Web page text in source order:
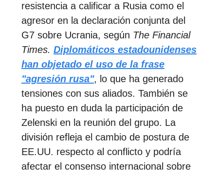
resistencia a calificar a Rusia como el
agresor en la declaración conjunta del
G7 sobre Ucrania, según The Financial
Times. Diplomáticos estadounidenses
han objetado el uso de la frase
"agresión rusa", lo que ha generado
tensiones con sus aliados. También se
ha puesto en duda la participación de
Zelenski en la reunión del grupo. La
división refleja el cambio de postura de
EE.UU. respecto al conflicto y podría
afectar el consenso internacional sobre